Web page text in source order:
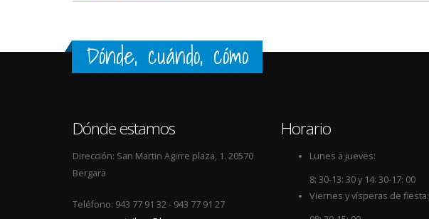
Dónde, cuándo, cómo
Dónde estamos
Dirección: San Martin Agirre plaza, 1. 20570
Bergara
Teléfono: 943 77 91 32 - 943 77 91 27
Horario
Lunes a jueves:
8: 30-13: 30 y 14: 30-17: 00
Viernes y vísperas de fiesta: